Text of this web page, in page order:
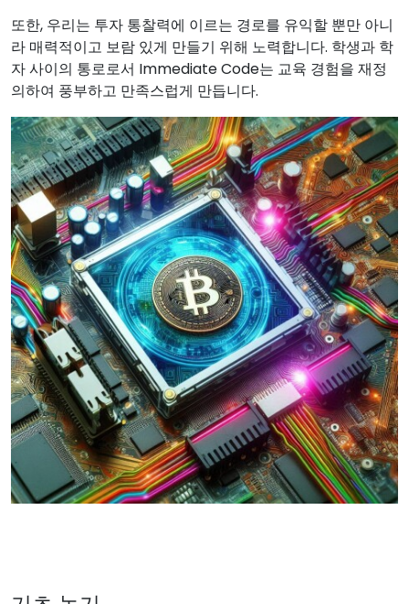
또한, 우리는 투자 통찰력에 이르는 경로를 유익할 뿐만 아니
라 매력적이고 보람 있게 만들기 위해 노력합니다. 학생과 학
자 사이의 통로로서 Immediate Code는 교육 경험을 재정
의하여 풍부하고 만족스럽게 만듭니다.